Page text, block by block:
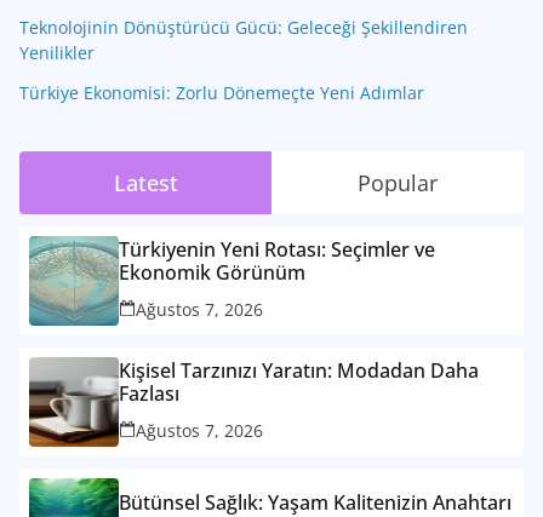
Teknolojinin Dönüştürücü Gücü: Geleceği Şekillendiren
Yenilikler
Türkiye Ekonomisi: Zorlu Dönemeçte Yeni Adımlar
Latest Popular
Türkiyenin Yeni Rotası: Seçimler ve
Ekonomik Görünüm
Ağustos 7, 2026
Kişisel Tarzınızı Yaratın: Modadan Daha
Fazlası
Ağustos 7, 2026
Bütünsel Sağlık: Yaşam Kalitenizin Anahtarı